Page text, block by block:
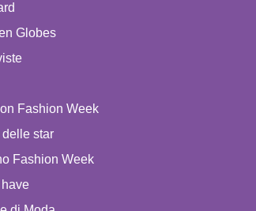
Globes
Fashion Week
delle star
Fashion Week
have